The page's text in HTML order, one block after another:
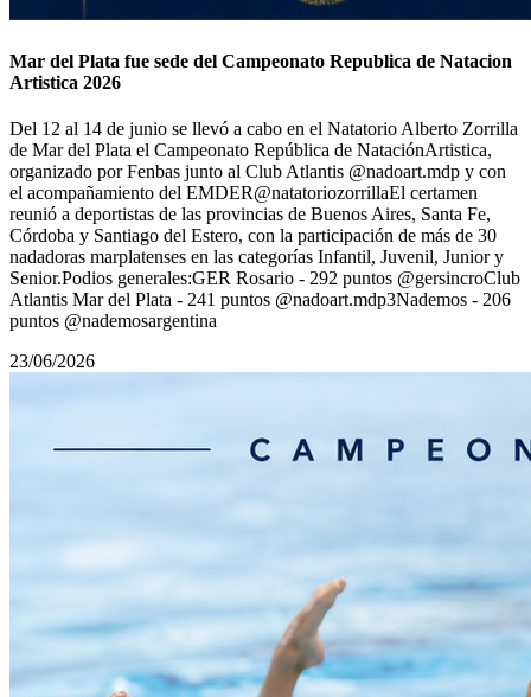
Mar del Plata fue sede del Campeonato Republica de Natacion
Artistica 2026
Del 12 al 14 de junio se llevó a cabo en el Natatorio Alberto Zorrilla
de Mar del Plata el Campeonato República de NataciónArtistica,
organizado por Fenbas junto al Club Atlantis @nadoart.mdp y con
el acompañamiento del EMDER@natatoriozorrillaEl certamen
reunió a deportistas de las provincias de Buenos Aires, Santa Fe,
Córdoba y Santiago del Estero, con la participación de más de 30
nadadoras marplatenses en las categorías Infantil, Juvenil, Junior y
Senior.Podios generales:GER Rosario - 292 puntos @gersincroClub
Atlantis Mar del Plata - 241 puntos @nadoart.mdp3Nademos - 206
puntos @nademosargentina
23/06/2026